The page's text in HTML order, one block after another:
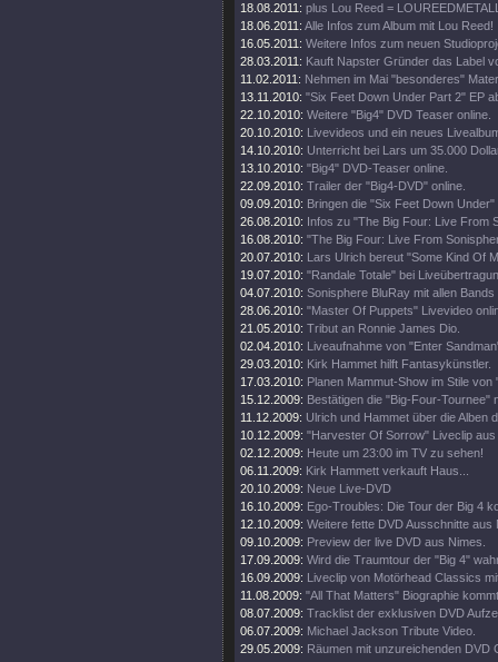
18.08.2011: plus Lou Reed =
18.06.2011: Alle Infos zum Album mit Lou Reed!
16.05.2011: Weitere Infos zum neuen
28.03.2011: Kauft Napster Gründer das Label
11.02.2011: Nehmen im Mai "besonderes"
13.11.2010: "Six Feet Down Under Part 2" EP
22.10.2010: Weitere "Big4" DVD Teaser online.
20.10.2010: Livevideos und ein neues
14.10.2010: Unterricht bei Lars um 35.000
13.10.2010: "Big4" DVD-Teaser online.
22.09.2010: Trailer der "Big4-DVD" online.
09.09.2010: Bringen die "Six Feet Down Under"
26.08.2010: Infos zu "The Big Four: Live From
16.08.2010: "The Big Four: Live From
20.07.2010: Lars Ulrich bereut "Some Kind Of
19.07.2010: "Randale Totale" bei
04.07.2010: Sonisphere BluRay mit allen Bands
28.06.2010: "Master Of Puppets" Livevideo
21.05.2010: Tribut an Ronnie James Dio.
02.04.2010: Liveaufnahme von "Enter
29.03.2010: Kirk Hammet hilft Fantasykünstler.
17.03.2010: Planen Mammut-Show im Stile von
15.12.2009: Bestätigen die "Big-Four-Tournee"
11.12.2009: Ulrich und Hammet über die Alben
10.12.2009: "Harvester Of Sorrow" Liveclip
02.12.2009: Heute um 23:00 im TV zu sehen!
06.11.2009: Kirk Hammett verkauft Haus...
20.10.2009: Neue Live-DVD
16.10.2009: Ego-Troubles: Die Tour der Big 4
12.10.2009: Weitere fette DVD Ausschnitte aus
09.10.2009: Preview der live DVD aus Nimes.
17.09.2009: Wird die Traumtour der "Big 4"
16.09.2009: Liveclip von Motörhead Classics
11.08.2009: "All That Matters" Biographie
08.07.2009: Tracklist der exklusiven DVD
06.07.2009: Michael Jackson Tribute Video.
29.05.2009: Räumen mit unzureichenden DVD